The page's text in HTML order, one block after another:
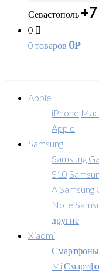
Севастополь
0
0 товаров 0Р
Apple
iPhone
Apple
Samsung
Samsung
S10
A Samsung
Note
другие
Xiaomi
Смартфоны
Mi